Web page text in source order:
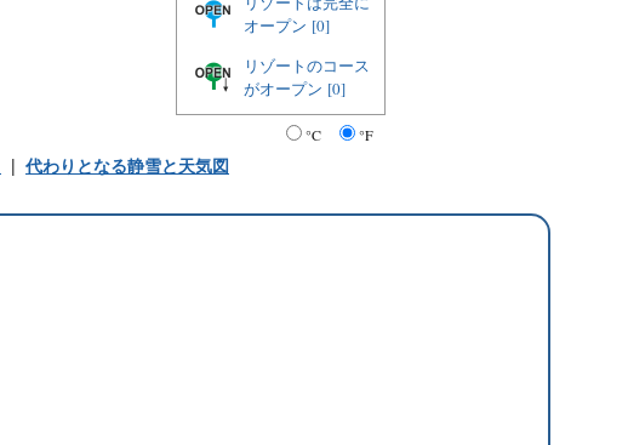
オープン [0]
リゾートのコース
がオープン [0]
°C °F
| 代わりとなる静雪と天気図